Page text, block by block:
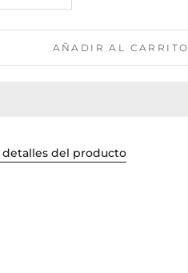
AÑADIR AL CARRITO
detalles del producto